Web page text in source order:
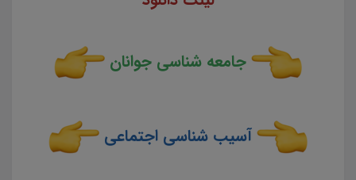
جامعه شناسی جوانان
آسیب شناسی اجتماعی